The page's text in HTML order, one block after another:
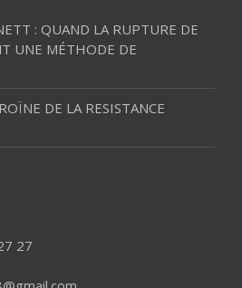
: QUAND LA RUPTURE DE
UNE MÉTHODE DE
DE LA RESISTANCE
27